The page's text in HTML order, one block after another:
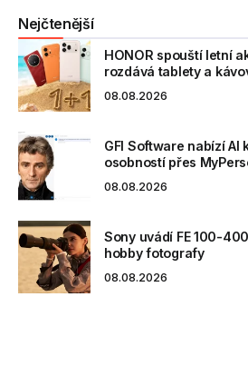
Nejčtenější
HONOR spouští letní
rozdává tablety a
08.08.2026
GFI Software nabízí
osobností přes
08.08.2026
Sony uvádí FE 100-
hobby fotografy
08.08.2026